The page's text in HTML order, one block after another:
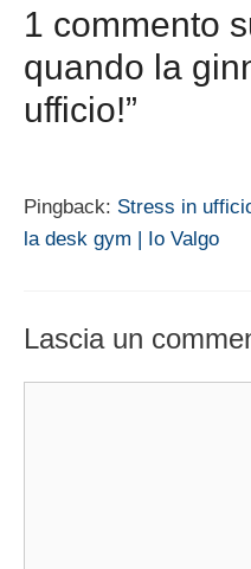
1 commento
quando la
ufficio!”
Pingback: Stress in
la desk gym | Io Valgo
Lascia un